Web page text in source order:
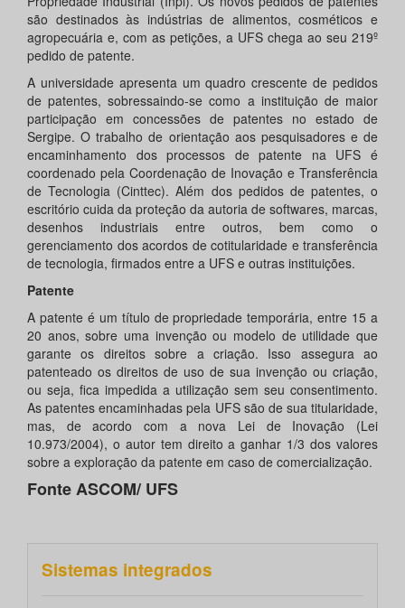
são destinados às indústrias de alimentos, cosméticos e
agropecuária e, com as petições, a UFS chega ao seu 219º
pedido de patente.
A universidade apresenta um quadro crescente de pedidos
de patentes, sobressaindo-se como a instituição de maior
participação em concessões de patentes no estado de
Sergipe. O trabalho de orientação aos pesquisadores e de
encaminhamento dos processos de patente na UFS é
coordenado pela Coordenação de Inovação e Transferência
de Tecnologia (Cinttec). Além dos pedidos de patentes, o
escritório cuida da proteção da autoria de softwares, marcas,
desenhos industriais entre outros, bem como o
gerenciamento dos acordos de cotitularidade e transferência
de tecnologia, firmados entre a UFS e outras instituições.
Patente
A patente é um título de propriedade temporária, entre 15 a
20 anos, sobre uma invenção ou modelo de utilidade que
garante os direitos sobre a criação. Isso assegura ao
patenteado os direitos de uso de sua invenção ou criação,
ou seja, fica impedida a utilização sem seu consentimento.
As patentes encaminhadas pela UFS são de sua titularidade,
mas, de acordo com a nova Lei de Inovação (Lei
10.973/2004), o autor tem direito a ganhar 1/3 dos valores
sobre a exploração da patente em caso de comercialização.
Fonte ASCOM/ UFS
Sistemas integrados